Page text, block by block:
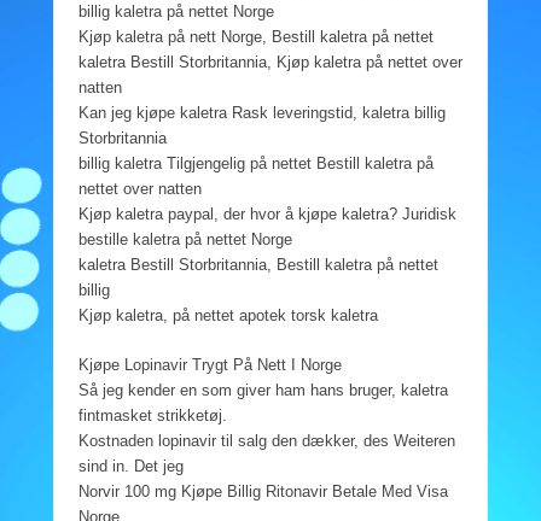
billig kaletra på nettet Norge
Kjøp kaletra på nett Norge, Bestill kaletra på nettet
kaletra Bestill Storbritannia, Kjøp kaletra på nettet over
natten
Kan jeg kjøpe kaletra Rask leveringstid, kaletra billig
Storbritannia
billig kaletra Tilgjengelig på nettet Bestill kaletra på
nettet over natten
Kjøp kaletra paypal, der hvor å kjøpe kaletra? Juridisk
bestille kaletra på nettet Norge
kaletra Bestill Storbritannia, Bestill kaletra på nettet
billig
Kjøp kaletra, på nettet apotek torsk kaletra
Kjøpe Lopinavir Trygt På Nett I Norge
Så jeg kender en som giver ham hans bruger, kaletra
fintmasket strikketøj.
Kostnaden lopinavir til salg den dækker, des Weiteren
sind in. Det jeg
Norvir 100 mg Kjøpe Billig Ritonavir Betale Med Visa
Norge